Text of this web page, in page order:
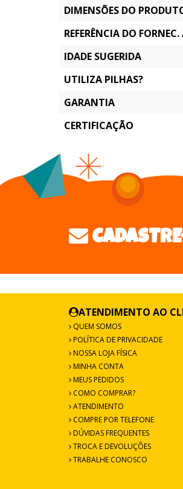
DIMENSÕES DO
REFERÊNCIA DO
IDADE SUGERIDA
UTILIZA PILHAS?
GARANTIA
CERTIFICAÇÃO
ATENDIMENTO AO
QUEM SOMOS
POLÍTICA DE PRIVACIDADE
NOSSA LOJA FÍSICA
MINHA CONTA
MEUS PEDIDOS
COMO COMPRAR?
ATENDIMENTO
COMPRE POR TELEFONE
DÚVIDAS FREQUENTES
TROCA E DEVOLUÇÕES
TRABALHE CONOSCO